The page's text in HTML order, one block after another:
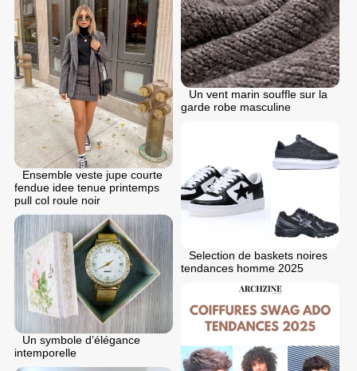
Ensemble veste jupe courte
fendue idee tenue printemps
pull col roule noir
Un vent marin souffle sur la
garde robe masculine
Selection de baskets noires
tendances homme 2025
Un symbole d’élégance
intemporelle